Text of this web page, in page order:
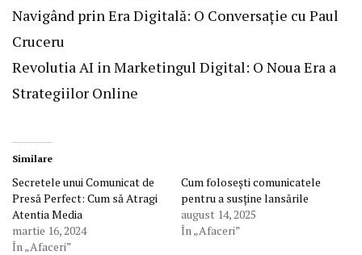
Navigând prin Era Digitală: O Conversație cu Paul
Cruceru
Revolutia AI in Marketingul Digital: O Noua Era a
Strategiilor Online
Similare
Secretele unui Comunicat de
Presă Perfect: Cum să Atragi
Atentia Media
martie 16, 2024
În „Afaceri”
Cum folosești comunicatele
pentru a susține lansările
august 14, 2025
În „Afaceri”